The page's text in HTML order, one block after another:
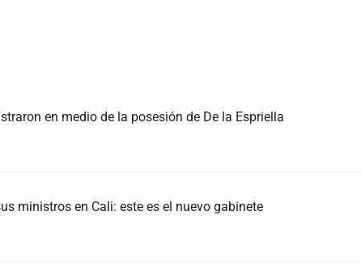
en medio de la posesión de De la Espriella
ministros en Cali: este es el nuevo gabinete